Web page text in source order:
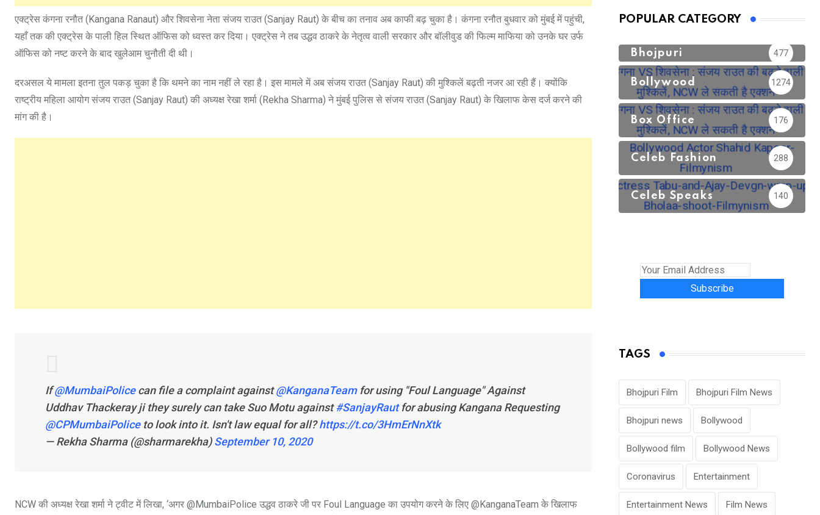
एक्ट्रेस कंगना रनौत (Kangana Ranaut) और शिवसेना नेता संजय राउत (Sanjay Raut) के बीच का तनाव अब काफी बढ़ चुका है। कंगना रनौत बुधवार को मुंबई में पहुंची,
यहाँ तक की एक्ट्रेस के पाली हिल स्थित ऑफिस को ध्वस्त कर दिया। एक्ट्रेस ने तब उद्धव ठाकरे के नेतृत्व वाली सरकार और बॉलीवुड की फिल्म माफिया को उनके घर उर्फ
ऑफिस को नष्ट करने के बाद खुलेआम चुनौती दी थी।
दरअसल ये मामला इतना तुल पकड़ चुका है कि थमने का नाम नहीं ले रहा है। इस मामले में अब संजय राउत (Sanjay Raut) की मुश्किलें बढ़ती नजर आ रही हैं। क्योंकि
राष्ट्रीय महिला आयोग संजय राउत (Sanjay Raut) की अध्यक्ष रेखा शर्मा (Rekha Sharma) ने मुंबई पुलिस से संजय राउत (Sanjay Raut) के खिलाफ केस दर्ज करने की
मांग की है।
If@MumbaiPolicecan file a complaint against@KanganaTeamfor using "Foul Language" Against
Uddhav Thackeray ji they surely can take Suo Motu against#SanjayRautfor abusing Kangana Requesting
@CPMumbaiPoliceto look into it. Isn't law equal for all?https://t.co/3HmErNnXtk
— Rekha Sharma (@sharmarekha)September 10, 2020
NCW की अध्यक्ष रेखा शर्मा ने ट्वीट में लिखा, ‘अगर @MumbaiPolice उद्धव ठाकरे जी पर Foul Language का उपयोग करने के लिए @KanganaTeam के खिलाफ
POPULAR CATEGORY
Bhojpuri 477
Bollywood 1274
Box Office 176
Celeb Fashion 288
Celeb Speaks 140
Subscribe
TAGS
Bhojpuri Film Bhojpuri Film News
Bhojpuri news Bollywood
Bollywood film Bollywood News
Coronavirus Entertainment
Entertainment News Film News